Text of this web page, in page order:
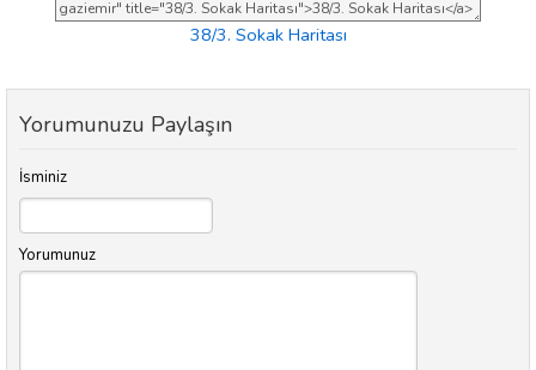
38/3. Sokak Haritası
Yorumunuzu Paylaşın
İsminiz
Yorumunuz